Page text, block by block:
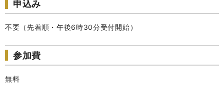
申込み
不要（先着順・午後6時30分受付開始）
参加費
無料